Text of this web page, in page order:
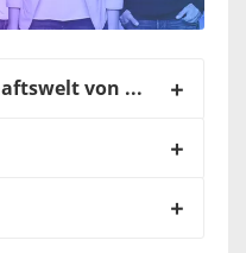
Gemeinsam die Wirtschaftswelt von morgen gestalten